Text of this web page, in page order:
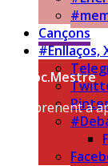
Sóc.Mestre
Aprenent a
Cançons
#Enllaços,